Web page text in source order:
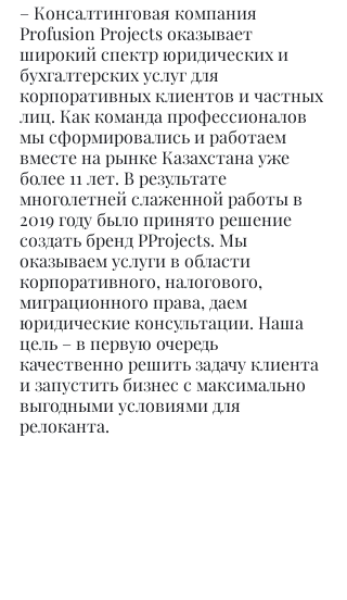
– Консалтинговая компания
Profusion Projects оказывает
широкий спектр юридических и
бухгалтерских услуг для
корпоративных клиентов и частных
лиц. Как команда профессионалов
мы сформировались и работаем
вместе на рынке Казахстана уже
более 11 лет. В результате
многолетней слаженной работы в
2019 году было принято решение
создать бренд PProjects. Мы
оказываем услуги в области
корпоративного, налогового,
миграционного права, даем
юридические консультации. Наша
цель – в первую очередь
качественно решить задачу клиента
и запустить бизнес с максимально
выгодными условиями для
релоканта.